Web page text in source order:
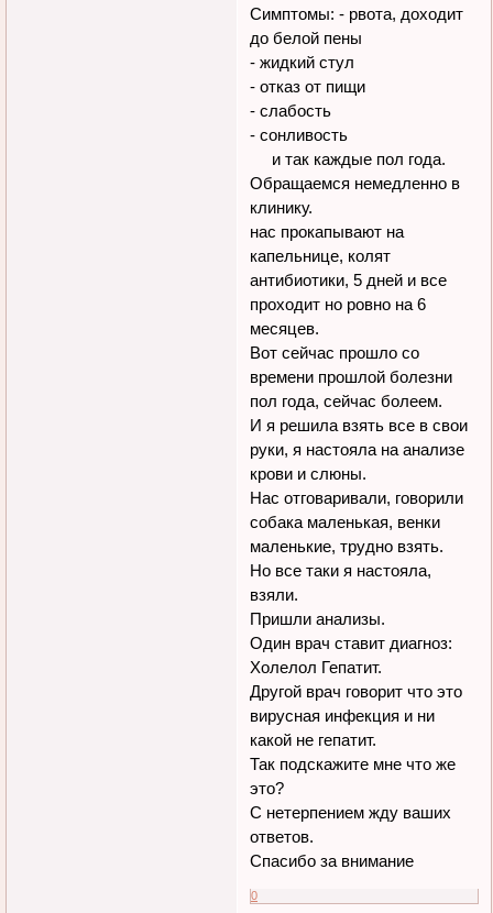
Симптомы: - рвота, доходит
до белой пены
- жидкий стул
- отказ от пищи
- слабость
- сонливость
и так каждые пол года.
Обращаемся немедленно в
клинику.
нас прокапывают на
капельнице, колят
антибиотики, 5 дней и все
проходит но ровно на 6
месяцев.
Вот сейчас прошло со
времени прошлой болезни
пол года, сейчас болеем.
И я решила взять все в свои
руки, я настояла на анализе
крови и слюны.
Нас отговаривали, говорили
собака маленькая, венки
маленькие, трудно взять.
Но все таки я настояла,
взяли.
Пришли анализы.
Один врач ставит диагноз:
Холелол Гепатит.
Другой врач говорит что это
вирусная инфекция и ни
какой не гепатит.
Так подскажите мне что же
это?
С нетерпением жду ваших
ответов.
Спасибо за внимание
0